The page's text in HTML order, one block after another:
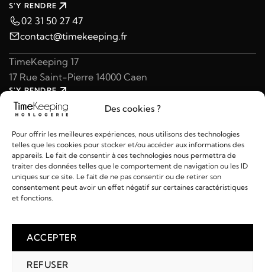
Des cookies ?
Pour offrir les meilleures expériences, nous utilisons des technologies
telles que les cookies pour stocker et/ou accéder aux informations des
appareils. Le fait de consentir à ces technologies nous permettra de
traiter des données telles que le comportement de navigation ou les ID
uniques sur ce site. Le fait de ne pas consentir ou de retirer son
consentement peut avoir un effet négatif sur certaines caractéristiques
et fonctions.
ACCEPTER
REFUSER
S'Y RENDRE
02 31 50 27 47
contact@timekeeping.fr
TimeKeeping 17
17 Rue Saint-Pierre 14000 Caen
S'Y RENDRE
02 31 47 49 97
contact@timekeeping.fr
Liens utiles
2026 © TIMEKEEPING - Réalisé par